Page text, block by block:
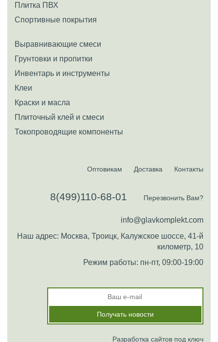
Плитка ПВХ
Спортивные покрытия
Выравнивающие смеси
Грунтовки и пропитки
Инвентарь и инструменты
Клеи
Краски и масла
Плиточный клей и смеси
Токопроводящие компоненты
Оптовикам Доставка Контакты
8(499)110-68-01 Перезвонить Вам?
info@glavkomplekt.com
Наш адрес: Москва, Троицк, Калужское шоссе, 41-й
километр, 10
Режим работы: пн-пт, 09:00-19:00
Разработка сайтов под ключ